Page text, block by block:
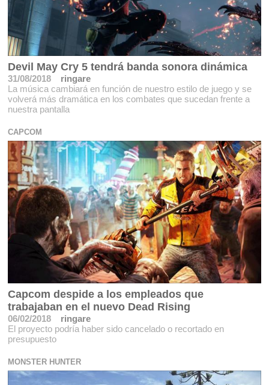
Devil May Cry 5 tendrá banda sonora dinámica
31/08/2018
ringare
La música cambiará en función de nuestro estilo de juego y se
volverá más dramática en los combates que sucedan frente a
nuestra pantalla
CAPCOM
Capcom despide a los empleados que
trabajaban en el nuevo Dead Rising
06/02/2018
ringare
El proyecto podría haber sido cancelado o recortado en
presupuesto
MONSTER HUNTER